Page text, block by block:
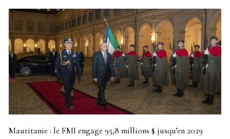
Mauritanie : le FMI engage 95,8 millions $ jusqu’en 2029